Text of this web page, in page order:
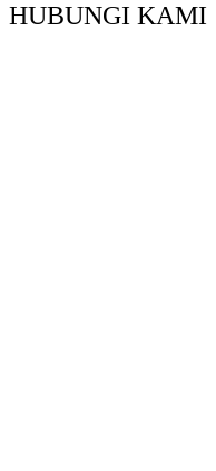
HUBUNGI KAMI